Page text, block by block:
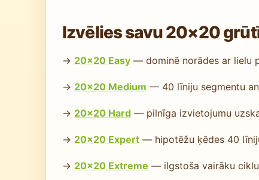
Izvēlies savu 20×20
→ 20×20 Easy— dominē norādes ar lielu
→ 20×20 Medium — 40 līniju segmentu
→ 20×20 Hard— pilnīga izvietojumu
→ 20×20 Expert— hipotēžu ķēdes 40
→ 20×20 Extreme — ilgstoša vairāku